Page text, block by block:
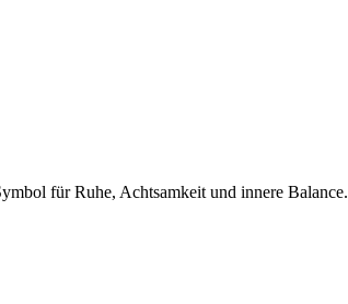
für Ruhe, Achtsamkeit und innere Balance.